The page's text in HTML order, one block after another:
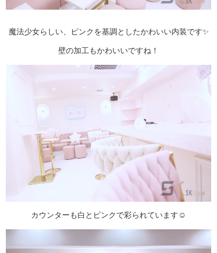
魔法少女らしい、ピンクを基調としたかわいい内装です✨
壁の加工もかわいいですね！
カウンターも白とピンクで彩られています☺